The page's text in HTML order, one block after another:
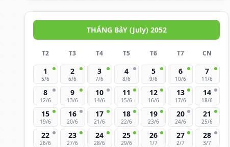
THÁNG BảY (July) 2052
T2 T3 T4 T5 T6 T7 CN
1
5/6
2
6/6
3
7/6
4
8/6
5
9/6
6
10/6
7
11/6
8
12/6
9
13/6
10
14/6
11
15/6
12
16/6
13
17/6
14
18/6
15
19/6
16
20/6
17
21/6
18
22/6
19
23/6
20
24/6
21
25/6
22
26/6
23
27/6
24
28/6
25
29/6
26
1/7
27
2/7
28
3/7